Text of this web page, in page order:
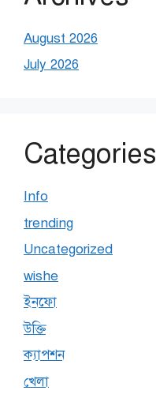
August 2026
July 2026
Categories
Info
trending
Uncategorized
wishe
ইনফো
উক্তি
ক্যাপশন
খেলা